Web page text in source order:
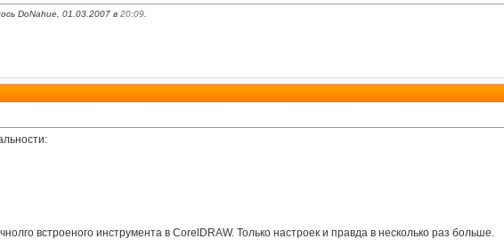
DoNahue, 01.03.2007 в 20:09
встроеного инструмента в CorelDRAW. Только настроек и правда в несколько раз больше.